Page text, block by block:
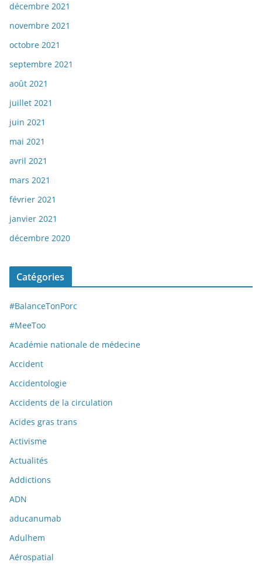
décembre 2021
novembre 2021
octobre 2021
septembre 2021
août 2021
juillet 2021
juin 2021
mai 2021
avril 2021
mars 2021
février 2021
janvier 2021
décembre 2020
Catégories
#BalanceTonPorc
#MeeToo
Académie nationale de médecine
Accident
Accidentologie
Accidents de la circulation
Acides gras trans
Activisme
Actualités
Addictions
ADN
aducanumab
Adulhem
Aérospatial